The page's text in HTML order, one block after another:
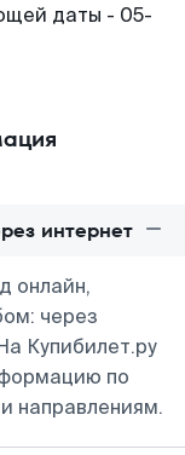
даты - 05-
интернет
онлайн,
через
Купибилет.ру
по
направлениям.